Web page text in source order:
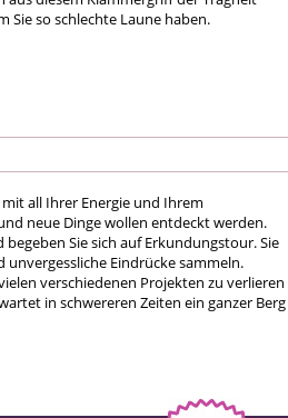
Sie so schlechte Laune haben.
all Ihrer Energie und Ihrem
neue Dinge wollen entdeckt werden.
Sie sich auf Erkundungstour. Sie
Eindrücke sammeln.
verschiedenen Projekten zu verlieren
in schwereren Zeiten ein ganzer Berg